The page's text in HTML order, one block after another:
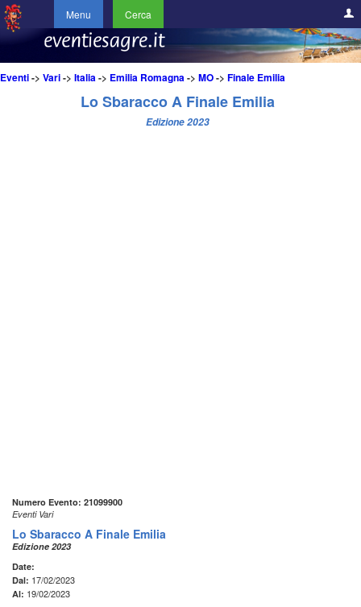
Menu Cerca
Eventi-> Vari-> Italia-> Emilia Romagna-> MO-> Finale Emilia
Lo Sbaracco A Finale Emilia
Edizione 2023
Numero Evento: 21099900
Eventi Vari
Lo Sbaracco A Finale Emilia
Edizione 2023
Date:
Dal: 17/02/2023
Al: 19/02/2023